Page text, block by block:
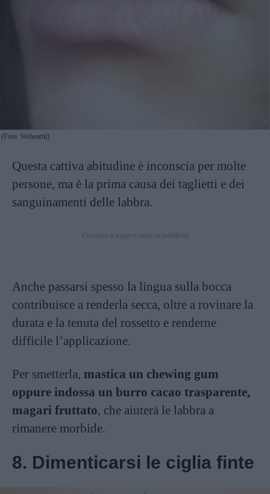
(Foto: Weheartit)
Questa cattiva abitudine è inconscia per molte
persone, ma è la prima causa dei taglietti e dei
sanguinamenti delle labbra.
Anche passarsi spesso la lingua sulla bocca
contribuisce a renderla secca, oltre a rovinare la
durata e la tenuta del rossetto e renderne
difficile l’applicazione.
Per smetterla, mastica un chewing gum
oppure indossa un burro cacao trasparente,
magari fruttato, che aiuterà le labbra a
rimanere morbide.
8. Dimenticarsi le ciglia finte